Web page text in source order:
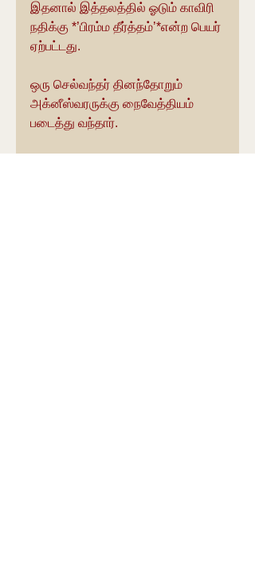
இதனால் இத்தலத்தில் ஓடும் காவிரி
நதிக்கு *’பிரம்ம தீர்த்தம்’*என்ற பெயர்
ஏற்பட்டது.
ஒரு செல்வந்தர் தினந்தோறும்
அக்னீஸ்வரருக்கு நைவேத்தியம்
படைத்து வந்தார்.